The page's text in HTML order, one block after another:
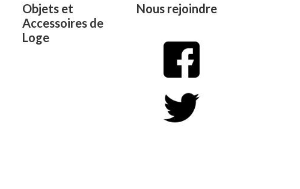
Objets et
Accessoires de
Loge
Nous rejoindre